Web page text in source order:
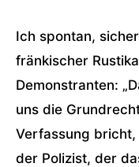
Ich spontan,
fränkischer
Demonstranten:
uns die
Verfassung bricht,
der Polizist, der